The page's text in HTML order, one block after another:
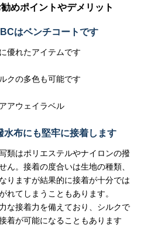
めポイントやデメリット
はベンチコートです
優れたアイテムです
クの多色も可能です
アウェイラベル
布にも堅牢に接着します
類はポリエステルやナイロンの撥
ん。接着の度合いは生地の種類、
りますが結果的に接着が十分では
れてしまうこともあります。
な接着力を備えており、シルクで
着が可能になることもあります